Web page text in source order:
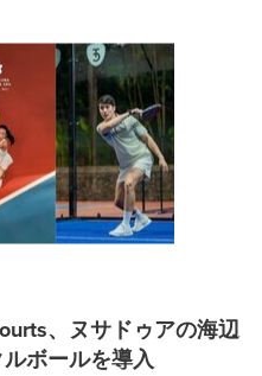
、ヌサドゥアの海辺
ボールを導入